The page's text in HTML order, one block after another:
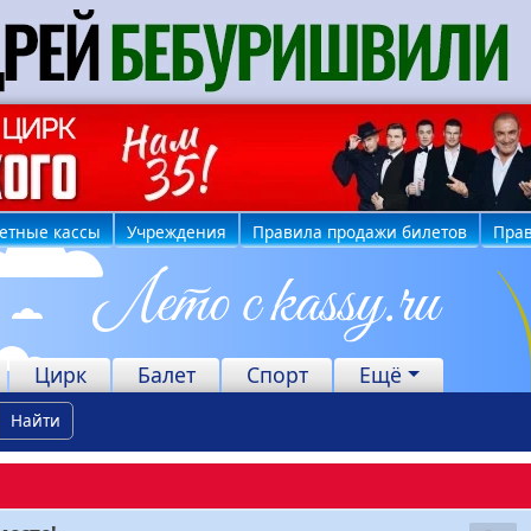
кассы Учреждения Правила продажи билетов
Цирк Балет Спорт Ещё
Найти